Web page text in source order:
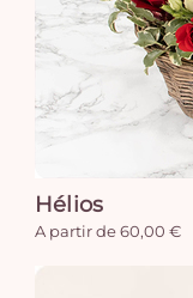
Hélios
A partir de 60,00 €